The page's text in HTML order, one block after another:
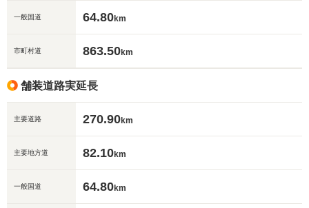
一般国道 64.80km
市町村道 863.50km
舗装道路実延長
主要道路 270.90km
主要地方道 82.10km
一般国道 64.80km